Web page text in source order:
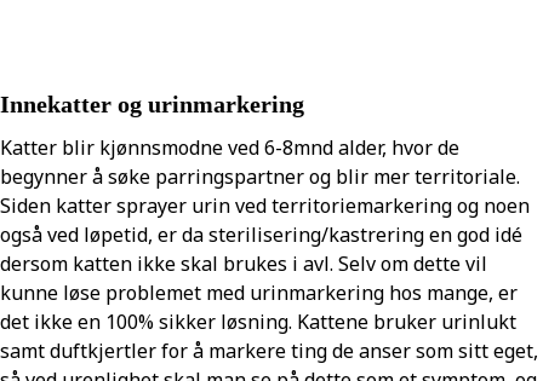
Innekatter og urinmarkering
Katter blir kjønnsmodne ved 6-8mnd alder, hvor de
begynner å søke parringspartner og blir mer territoriale.
Siden katter sprayer urin ved territoriemarkering og noen
også ved løpetid, er da sterilisering/kastrering en god idé
dersom katten ikke skal brukes i avl. Selv om dette vil
kunne løse problemet med urinmarkering hos mange, er
det ikke en 100% sikker løsning. Kattene bruker urinlukt
samt duftkjertler for å markere ting de anser som sitt eget,